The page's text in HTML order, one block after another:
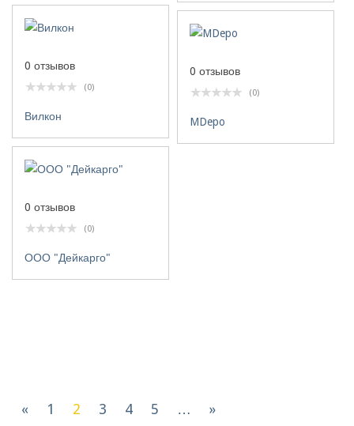
0 отзывов
(0)
Вилкон
0 отзывов
(0)
MDepo
0 отзывов
(0)
ООО "Дейкарго"
« 1 2 3 4 5 … »